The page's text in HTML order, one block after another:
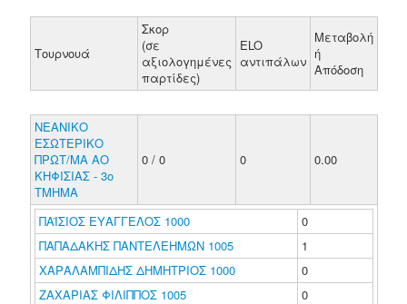
Τουρνουά
Σκορ
(σε
αξιολογημένες
παρτίδες)
ELO
αντιπάλων
Μεταβολή
ή
Απόδοση
ΝΕΑΝΙΚΟ
ΕΣΩΤΕΡΙΚΟ
ΠΡΩΤ/ΜΑ ΑΟ
ΚΗΦΙΣΙΑΣ - 3ο
ΤΜΗΜΑ
0 / 0 0 0.00
ΠΑΪΣΙΟΣ ΕΥΑΓΓΕΛΟΣ 1000
0
ΠΑΠΑΔΑΚΗΣ ΠΑΝΤΕΛΕΗΜΩΝ 1005
1
ΧΑΡΑΛΑΜΠΙΔΗΣ ΔΗΜΗΤΡΙΟΣ 1000
0
ΖΑΧΑΡΙΑΣ ΦΙΛΙΠΠΟΣ 1005
0